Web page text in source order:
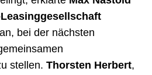
bei der nächsten
stellen. Thorsten Herbert,